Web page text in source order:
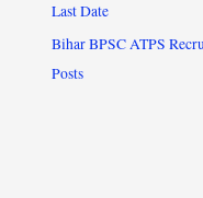
Last Date
Bihar BPSC ATPS
Posts